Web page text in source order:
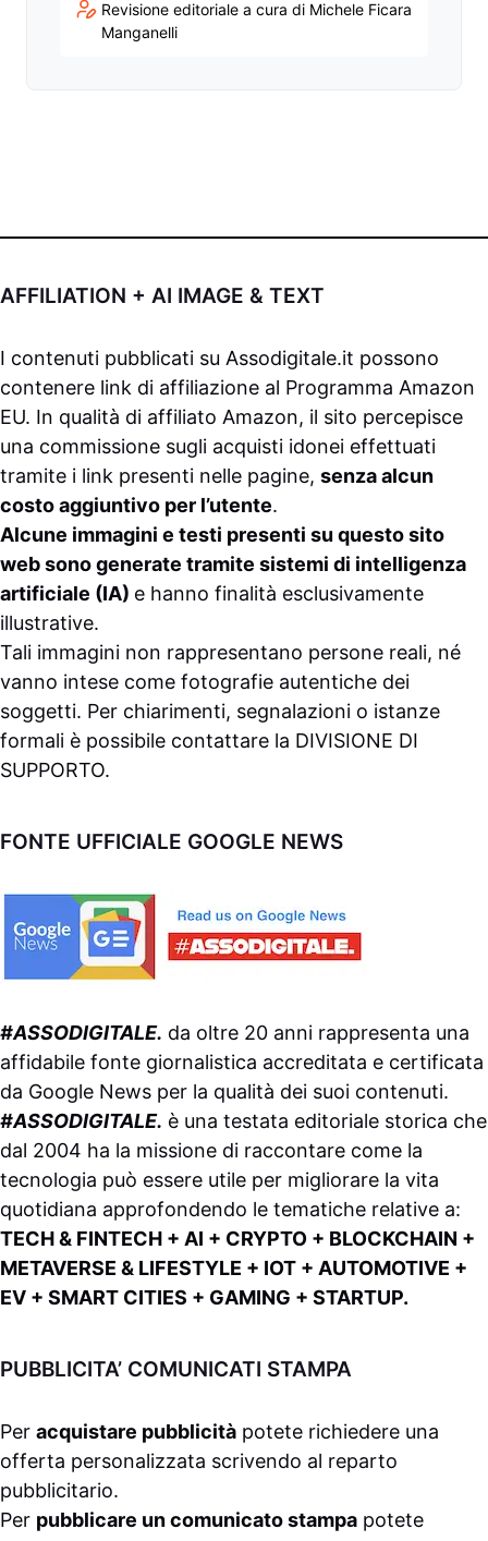
Revisione editoriale a cura di Michele Ficara
Manganelli
AFFILIATION + AI IMAGE & TEXT
I contenuti pubblicati su Assodigitale.it possono
contenere link di affiliazione al Programma Amazon
EU. In qualità di affiliato Amazon, il sito percepisce
una commissione sugli acquisti idonei effettuati
tramite i link presenti nelle pagine, senza alcun
costo aggiuntivo per l’utente.
Alcune immagini e testi presenti su questo sito
web sono generate tramite sistemi di intelligenza
artificiale (IA) e hanno finalità esclusivamente
illustrative.
Tali immagini non rappresentano persone reali, né
vanno intese come fotografie autentiche dei
soggetti. Per chiarimenti, segnalazioni o istanze
formali è possibile contattare la DIVISIONE DI
SUPPORTO.
FONTE UFFICIALE GOOGLE NEWS
#ASSODIGITALE. da oltre 20 anni rappresenta una
affidabile fonte giornalistica accreditata e certificata
da Google News per la qualità dei suoi contenuti.
#ASSODIGITALE. è una testata editoriale storica che
dal 2004 ha la missione di raccontare come la
tecnologia può essere utile per migliorare la vita
quotidiana approfondendo le tematiche relative a:
TECH & FINTECH + AI + CRYPTO + BLOCKCHAIN +
METAVERSE & LIFESTYLE + IOT + AUTOMOTIVE +
EV + SMART CITIES + GAMING + STARTUP.
PUBBLICITA’ COMUNICATI STAMPA
Per acquistare pubblicità potete richiedere una
offerta personalizzata scrivendo al reparto
pubblicitario.
Per pubblicare un comunicato stampa potete